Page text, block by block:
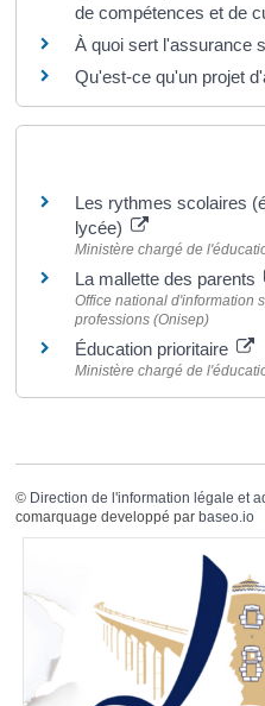
de compétences et de
À quoi sert l'assurance
Qu'est-ce qu'un projet
Les rythmes scolaires
lycée)
Ministère chargé de
La mallette des parents
Office national d'information
professions (Onisep)
Éducation prioritaire
Ministère chargé de
© Direction de l'information légale et
comarquage developpé par baseo.io